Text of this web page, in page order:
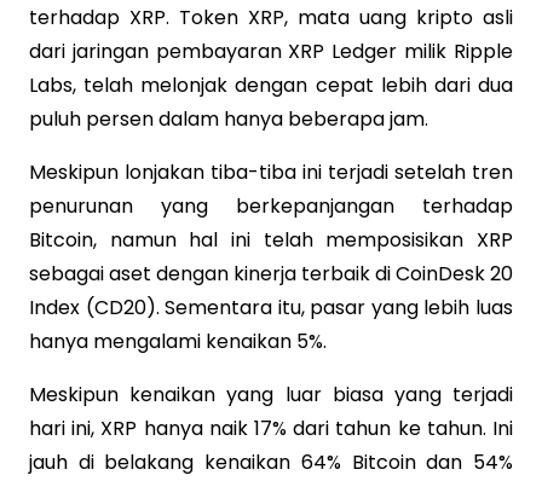
terhadap XRP. Token XRP, mata uang kripto asli
dari jaringan pembayaran XRP Ledger milik Ripple
Labs, telah melonjak dengan cepat lebih dari dua
puluh persen dalam hanya beberapa jam.
Meskipun lonjakan tiba-tiba ini terjadi setelah tren
penurunan yang berkepanjangan terhadap
Bitcoin, namun hal ini telah memposisikan XRP
sebagai aset dengan kinerja terbaik di CoinDesk 20
Index (CD20). Sementara itu, pasar yang lebih luas
hanya mengalami kenaikan 5%.
Meskipun kenaikan yang luar biasa yang terjadi
hari ini, XRP hanya naik 17% dari tahun ke tahun. Ini
jauh di belakang kenaikan 64% Bitcoin dan 54%